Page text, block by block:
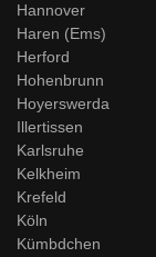
Hannover
Haren (Ems)
Herford
Hohenbrunn
Hoyerswerda
Illertissen
Karlsruhe
Kelkheim
Krefeld
Köln
Kümbdchen